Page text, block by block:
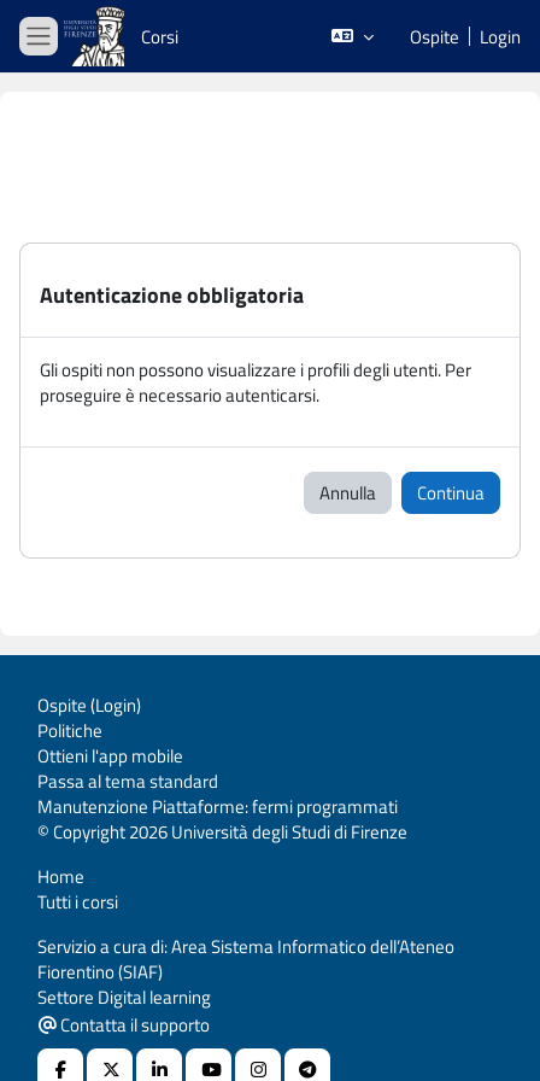
Vai al contenuto principale
Pannello laterale
Corsi Ospite Login
Autenticazione obbligatoria
Gli ospiti non possono visualizzare i profili degli utenti. Per
proseguire è necessario autenticarsi.
Annulla Continua
Ospite (Login)
Politiche
Ottieni l'app mobile
Passa al tema standard
Manutenzione Piattaforme: fermi programmati
© Copyright 2026 Università degli Studi di Firenze
Home
Tutti i corsi
Servizio a cura di: Area Sistema Informatico dell’Ateneo
Fiorentino (SIAF)
Settore Digital learning
Contatta il supporto